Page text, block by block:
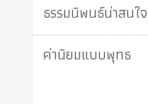
ธรรมนิพนธ์น่าสนใจ
ค่านิยมแบบพุทธ